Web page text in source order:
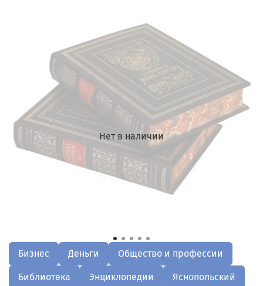
Нет в наличии
Бизнес Деньги Общество и профессии
Библиотека Энциклопедии Яснопольский